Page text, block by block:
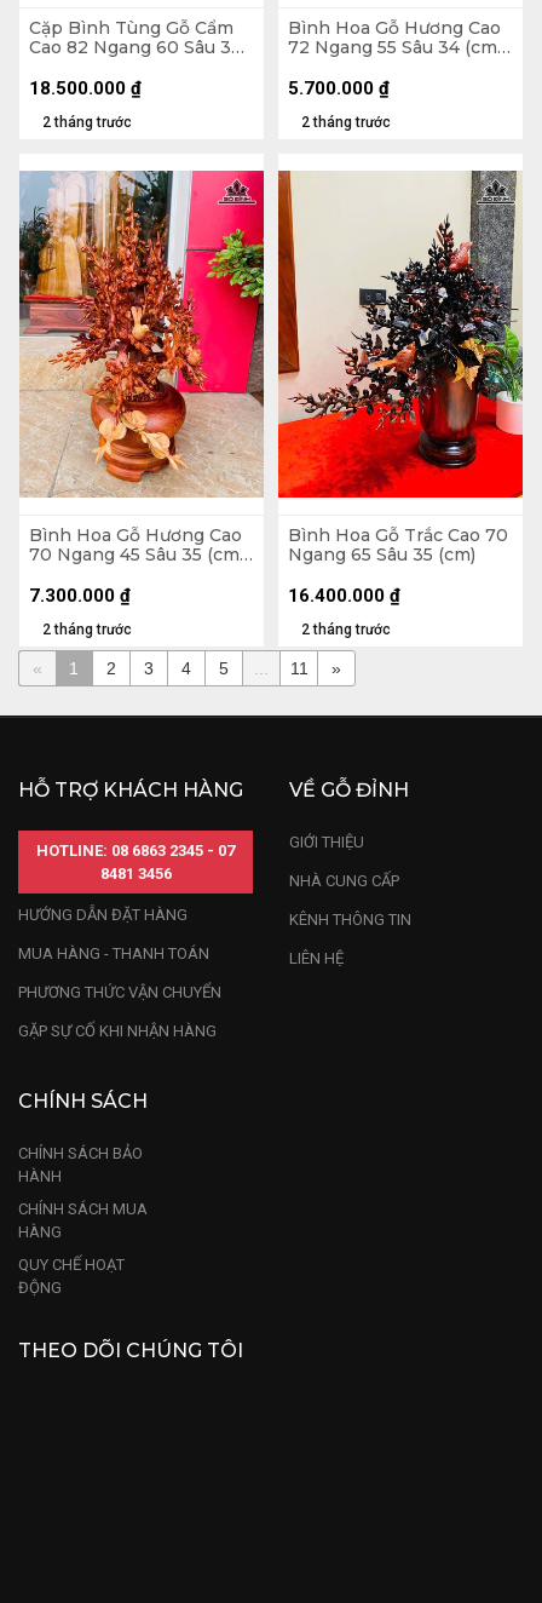
Cặp Bình Tùng Gỗ Cẩm
Cao 82 Ngang 60 Sâu 30
2 tháng trước
18.500.000 ₫
Bình Hoa Gỗ Hương Cao
72 Ngang 55 Sâu 34 (cm)
2 tháng trước
5.700.000 ₫
Bình Hoa Gỗ Hương Cao
70 Ngang 45 Sâu 35 (cm)
2 tháng trước
7.300.000 ₫
Bình Hoa Gỗ Trắc Cao 70
Ngang 65 Sâu 35 (cm)
2 tháng trước
16.400.000 ₫
« 1 2 3 4 5 11 »
HỖ TRỢ KHÁCH HÀNG
HOTLINE: 08 6863 2345 - 07
8481 3456
HƯỚNG DẪN ĐẶT HÀNG
MUA HÀNG - THANH TOÁN
PHƯƠNG THỨC VẬN CHUYỂN
GẶP SỰ CỐ KHI NHẬN HÀNG
VỀ GỖ ĐỈNH
GIỚI THIỆU
NHÀ CUNG CẤP
KÊNH THÔNG TIN
LIÊN HỆ
CHÍNH SÁCH
CHÍNH SÁCH BẢO
HÀNH
CHÍNH SÁCH MUA
HÀNG
QUY CHẾ HOẠT
ĐỘNG
THEO DÕI CHÚNG TÔI